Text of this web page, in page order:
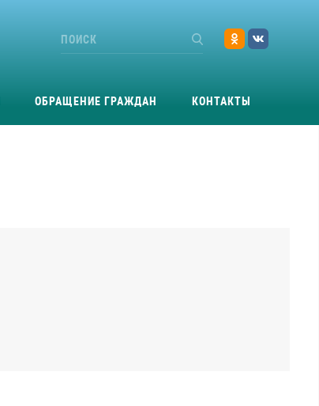
ОБРАЩЕНИЕ ГРАЖДАН КОНТАКТЫ